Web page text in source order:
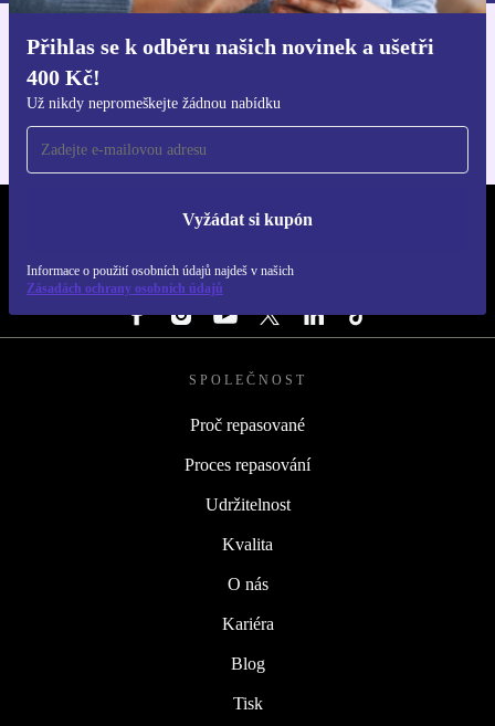
Přihlas se k odběru našich novinek a ušetři
400 Kč!
Už nikdy nepromeškejte žádnou nabídku
Vyžádat si kupón
Informace o použití osobních údajů najdeš v našich
Zásadách ochrany osobních údajů
Stáhni si aplikaci refurbed
REFURBED ČESKO - RETHINK NEW.
SLEDUJ NÁS
SPOLEČNOST
Proč repasované
Proces repasování
Udržitelnost
Kvalita
O nás
Kariéra
Blog
Tisk